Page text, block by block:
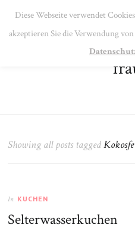
MENU
Showing all posts tagged
In KUCHEN
Selterwasserkuchen
Diese Webseite verwendet
akzeptieren Sie die Verwendung